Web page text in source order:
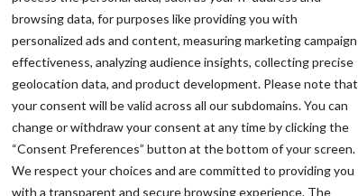
browsing data, for purposes like providing you with
personalized ads and content, measuring marketing campaign
effectiveness, analyzing audience insights, collecting precise
geolocation data, and product development. Please note that
your consent will be valid across all our subdomains. You can
change or withdraw your consent at any time by clicking the
“Consent Preferences” button at the bottom of your screen.
We respect your choices and are committed to providing you
with a transparent and secure browsing experience. The